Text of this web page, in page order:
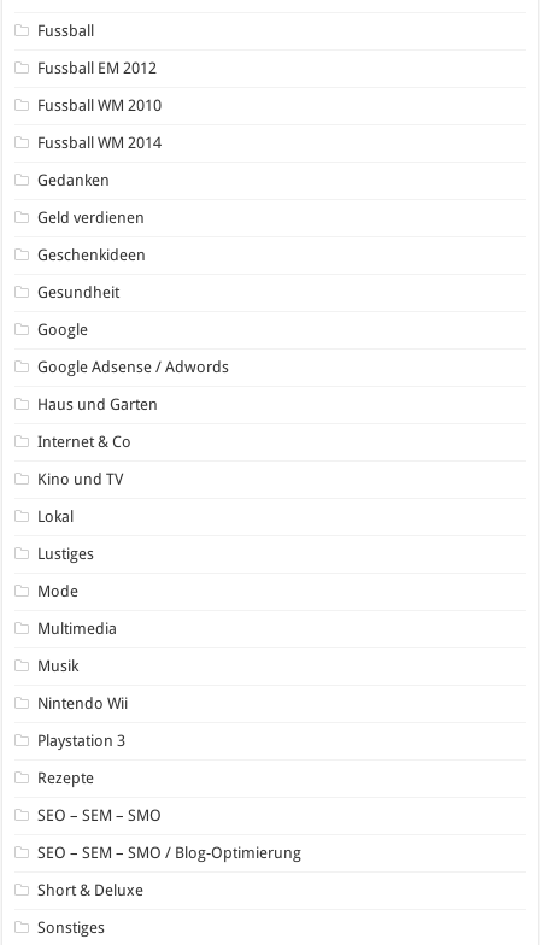
Fussball
Fussball EM 2012
Fussball WM 2010
Fussball WM 2014
Gedanken
Geld verdienen
Geschenkideen
Gesundheit
Google
Google Adsense / Adwords
Haus und Garten
Internet & Co
Kino und TV
Lokal
Lustiges
Mode
Multimedia
Musik
Nintendo Wii
Playstation 3
Rezepte
SEO – SEM – SMO
SEO – SEM – SMO / Blog-Optimierung
Short & Deluxe
Sonstiges